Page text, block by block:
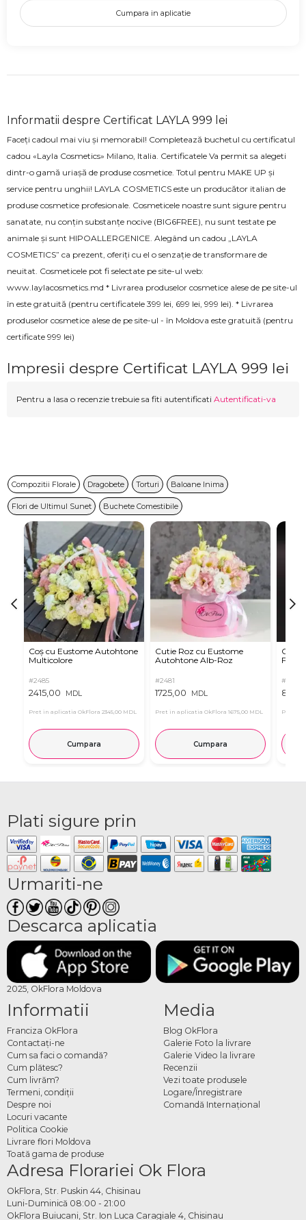
Cumpara in aplicatie
Informatii despre Certificat LAYLA 999 lei
Faceți cadoul mai viu și memorabil! Completează buchetul cu certificatul
cadou «Layla Cosmetics» Milano, Italia. Certificatele Va permit sa alegeti
dintr-o gamă uriașă de produse cosmetice. Totul pentru MAKE UP și
service pentru unghii! LAYLA COSMETICS este un producător italian de
produse cosmetice profesionale. Cosmeticele noastre sunt sigure pentru
sanatate, nu conțin substanțe nocive (BIG6FREE), nu sunt testate pe
animale și sunt HIPOALLERGENICE. Alegând un cadou „LAYLA
COSMETICS” ca prezent, oferiți cu el o senzație de transformare de
neuitat. Cosmeticele pot fi selectate pe site-ul web:
www.laylacosmetics.md * Livrarea produselor cosmetice alese de pe site-ul
în este gratuită (pentru certificatele 399 lei, 699 lei, 999 lei). * Livrarea
produselor cosmetice alese de pe site-ul - în Moldova este gratuită (pentru
certificate 999 lei)
Impresii despre Certificat LAYLA 999 lei
Pentru a lasa o recenzie trebuie sa fiti autentificati Autentificati-va
Compozitii Florale Dragobete Torturi Baloane Inima
Flori de Ultimul Sunet Buchete Comestibile
Coș cu Eustome Autohtone
Multicolore
#2485
2415,00 MDL
Pret in aplicatia OkFlora 2345,00 MDL
Cumpara
Cutie Roz cu Eustome
Autohtone Alb-Roz
#2481
1725,00 MDL
Pret in aplicatia OkFlora 1675,00 MDL
Cumpara
Cutie
#2854
Pret in
Plati sigure prin
Urmariti-ne
Descarca aplicatia
2025, OkFlora Moldova
Informatii
Franciza OkFlora
Contactaţi-ne
Cum sa faci o comandă?
Cum plătesc?
Cum livrăm?
Termeni, condiţii
Despre noi
Locuri vacante
Politica Cookie
Livrare flori Moldova
Toată gama de produse
Media
Blog OkFlora
Galerie Foto la livrare
Galerie Video la livrare
Recenzii
Vezi toate produsele
Logare/Înregistrare
Comandă Internațional
Adresa Florariei Ok Flora
OkFlora, Str. Puskin 44, Chisinau
Luni-Duminică 08:00 - 21:00
OkFlora Buiucani, Str. Ion Luca Caragiale 4, Chisinau